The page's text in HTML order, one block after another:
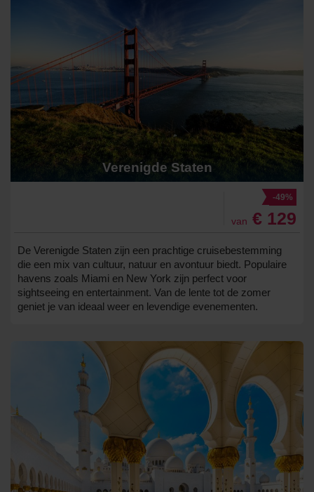
Verenigde Staten
-49%
van € 129
De Verenigde Staten zijn een prachtige cruisebestemming
die een mix van cultuur, natuur en avontuur biedt. Populaire
havens zoals Miami en New York zijn perfect voor
sightseeing en entertainment. Van de lente tot de zomer
geniet je van ideaal weer en levendige evenementen.